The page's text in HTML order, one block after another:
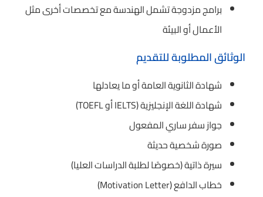
برامج مزدوجة تشمل الهندسة مع تخصصات أخرى مثل
الأعمال أو البيئة
الوثائق المطلوبة للتقديم
شهادة الثانوية العامة أو ما يعادلها
شهادة اللغة الإنجليزية (IELTS أو TOEFL)
جواز سفر ساري المفعول
صورة شخصية حديثة
سيرة ذاتية (خصوصًا لطلبة الدراسات العليا)
خطاب الدافع (Motivation Letter)